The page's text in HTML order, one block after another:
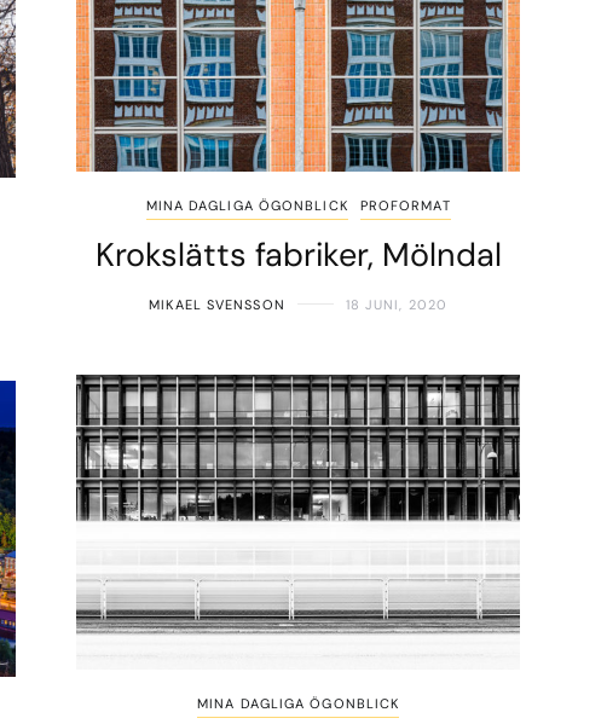
MINA DAGLIGA ÖGONBLICK PROFORMAT
Krokslätts fabriker, Mölndal
MIKAEL SVENSSON 18 JUNI, 2020
MINA DAGLIGA ÖGONBLICK